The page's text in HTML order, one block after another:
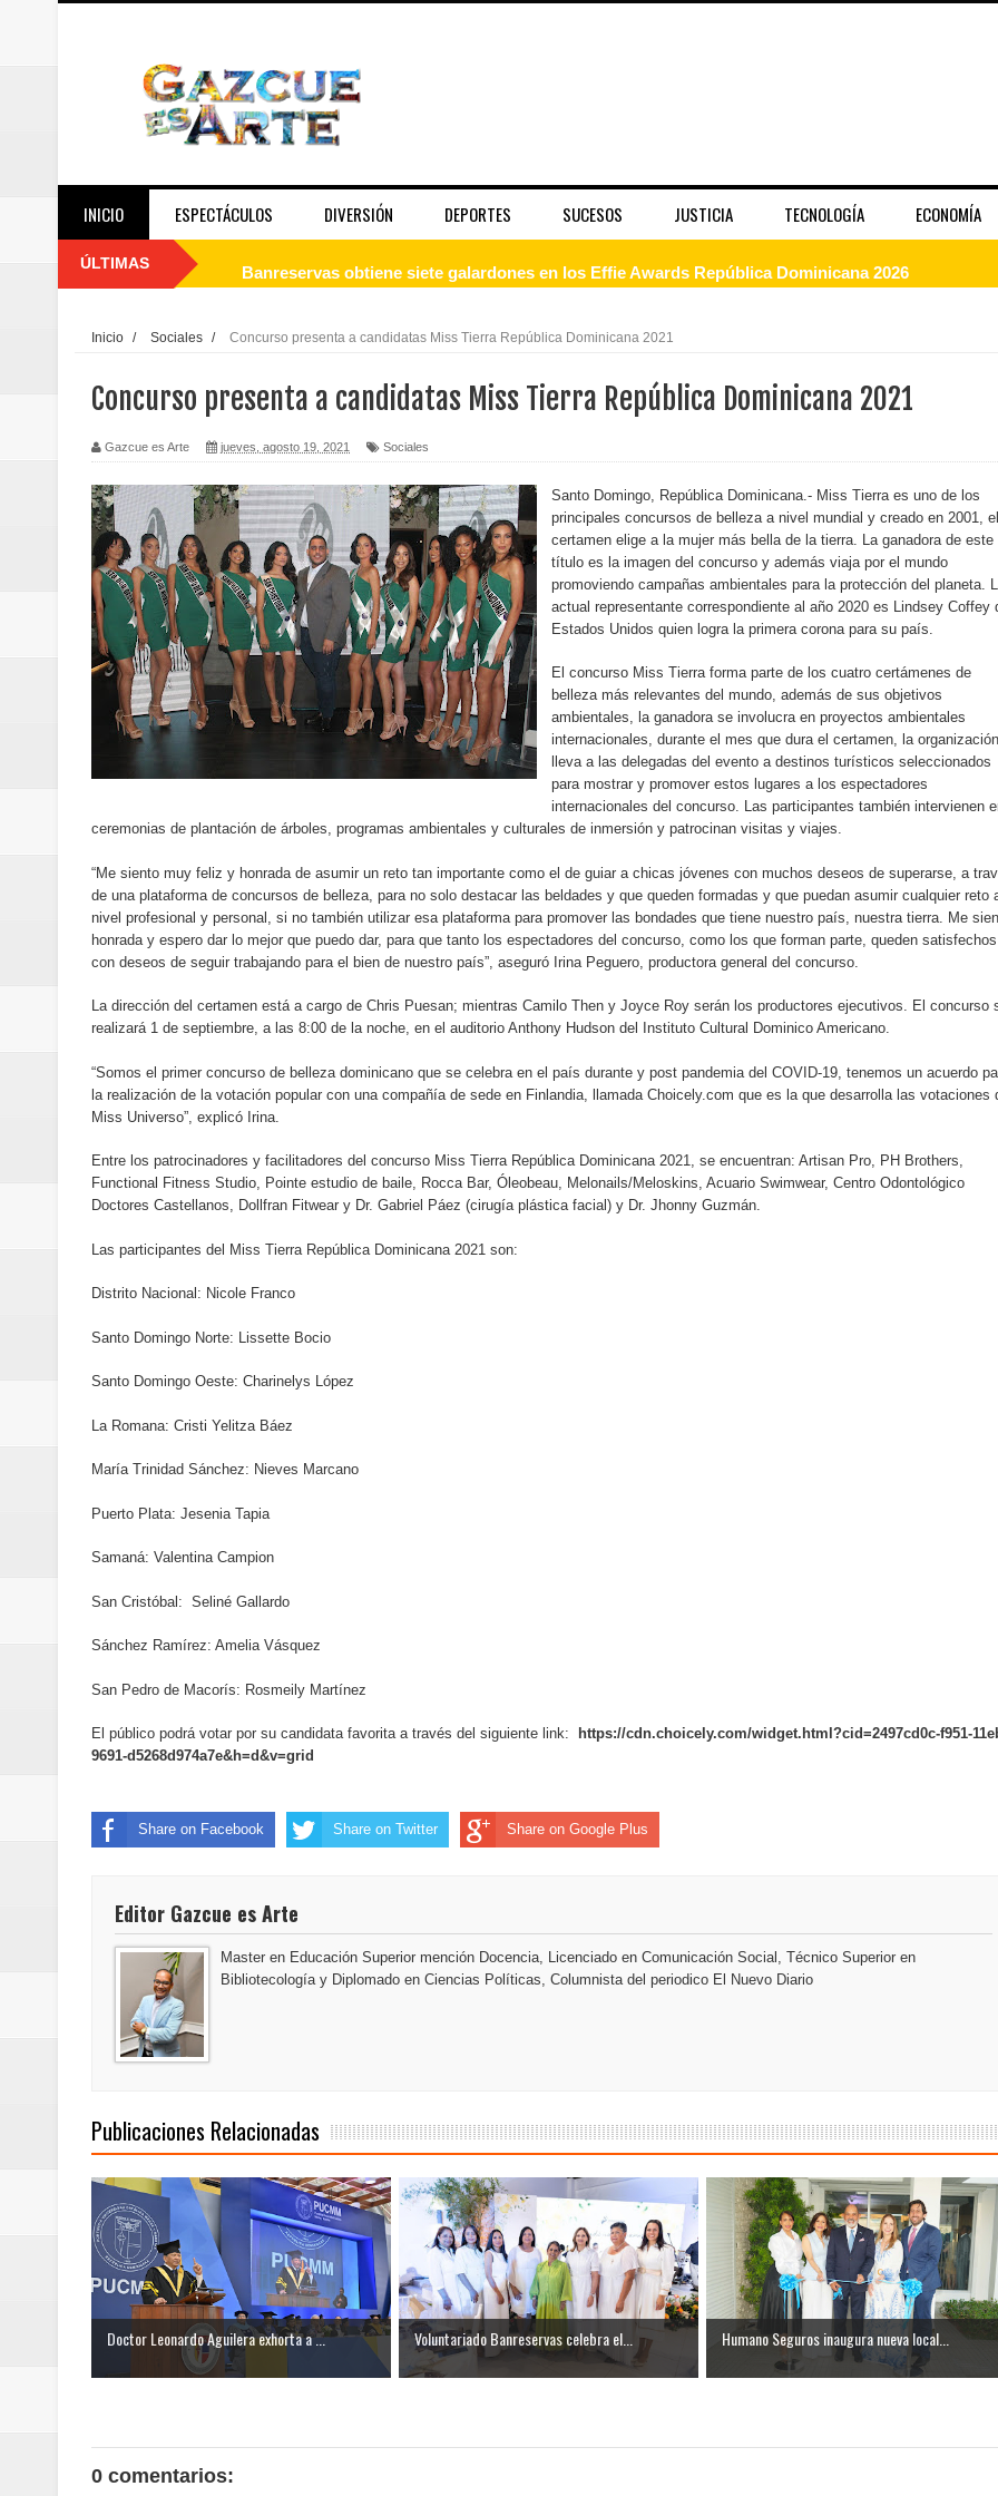
INICIO ESPECTÁCULOS DIVERSIÓN DEPORTES SUCESOS JUSTICIA TECNOLOGÍA ECONOMÍA
ÚLTIMAS Banreservas obtiene siete galardones en los Effie Awards República Dominicana 2026
Banreservas recibe nuevamente la máxima calificación crediticia AAA.do de Moody's Local RD
Estable
Juan Luis Guerra se acompaña del coro “Más que Vencedores” y nos regala el “Canto a la
de los Centroamericanos y del Caribe
Oscar Abreu cuestiona la interrupción del Premio Nacional de Artes Visuales
Embajada dominicana en Francia y Banreservas lanzan convocatoria para residencias artísticas
Pavel Núñez y su Bipolarband deslumbran con una noche de fusiones e invitados de lujo en el
Banreservas y Banco Popular abordan retos y oportunidades del sistema financiero nacional
“Los Rechazados 2” llega a los cines impulsada por la franquicia dominicana más taquillera del
Designan a Angelina Biviana Riveiro como vicepresidenta ejecutiva de Fiduciaria Reservas
Humano Seguros inaugura nueva localidad de Oficina Regional Este en La Romana
Banreservas destina RD$5,000 millones para emprendedoras en la segunda edición del Summit
Sexappeal celebra 25 años de trayectoria artística con nuevo álbum, renovación de su equipo y
conmemorativos
Maridalia Hernández y El Canario se unen al regreso de Pavel Núñez y su “Bipolarband” a Hard
Domingo
Doctor Leonardo Aguilera afirma que Banreservas seguirá impulsando la seguridad alimentaria
del mapa del hambre
Antisoborno certificado
Humano Seguros transforma la emisión de pólizas con Inteligencia Artificial y reduce el proceso
minutos
Centro Cultural Banreservas Santiago inaugura Primer Congreso de Artesanos de Santiago
Inicio / Sociales / Concurso presenta a candidatas Miss Tierra República Dominicana 2021
Concurso presenta a candidatas Miss Tierra República Dominicana 2021
Gazcue es Arte jueves, agosto 19, 2021 Sociales
Santo Domingo, República Dominicana.- Miss Tierra es uno de los
principales concursos de belleza a nivel mundial y creado en 2001, el
certamen elige a la mujer más bella de la tierra. La ganadora de este
título es la imagen del concurso y además viaja por el mundo
promoviendo campañas ambientales para la protección del planeta.
actual representante correspondiente al año 2020 es Lindsey Coffey
Estados Unidos quien logra la primera corona para su país.
El concurso Miss Tierra forma parte de los cuatro certámenes de
belleza más relevantes del mundo, además de sus objetivos
ambientales, la ganadora se involucra en proyectos ambientales
internacionales, durante el mes que dura el certamen, la organización
lleva a las delegadas del evento a destinos turísticos seleccionados
para mostrar y promover estos lugares a los espectadores
internacionales del concurso. Las participantes también intervienen
ceremonias de plantación de árboles, programas ambientales y culturales de inmersión y patrocinan visitas y viajes.
“Me siento muy feliz y honrada de asumir un reto tan importante como el de guiar a chicas jóvenes con muchos deseos de superarse, a
de una plataforma de concursos de belleza, para no solo destacar las beldades y que queden formadas y que puedan asumir cualquier reto
nivel profesional y personal, si no también utilizar esa plataforma para promover las bondades que tiene nuestro país, nuestra tierra. Me
honrada y espero dar lo mejor que puedo dar, para que tanto los espectadores del concurso, como los que forman parte, queden
con deseos de seguir trabajando para el bien de nuestro país”, aseguró Irina Peguero, productora general del concurso.
La dirección del certamen está a cargo de Chris Puesan; mientras Camilo Then y Joyce Roy serán los productores ejecutivos. El concurso
realizará 1 de septiembre, a las 8:00 de la noche, en el auditorio Anthony Hudson del Instituto Cultural Dominico Americano.
“Somos el primer concurso de belleza dominicano que se celebra en el país durante y post pandemia del COVID-19, tenemos un acuerdo
la realización de la votación popular con una compañía de sede en Finlandia, llamada Choicely.com que es la que desarrolla las votaciones
Miss Universo”, explicó Irina.
Entre los patrocinadores y facilitadores del concurso Miss Tierra República Dominicana 2021, se encuentran: Artisan Pro, PH Brothers,
Functional Fitness Studio, Pointe estudio de baile, Rocca Bar, Óleobeau, Melonails/Meloskins, Acuario Swimwear, Centro Odontológico
Doctores Castellanos, Dollfran Fitwear y Dr. Gabriel Páez (cirugía plástica facial) y Dr. Jhonny Guzmán.
Las participantes del Miss Tierra República Dominicana 2021 son:
Distrito Nacional: Nicole Franco
Santo Domingo Norte: Lissette Bocio
Santo Domingo Oeste: Charinelys López
La Romana: Cristi Yelitza Báez
María Trinidad Sánchez: Nieves Marcano
Puerto Plata: Jesenia Tapia
Samaná: Valentina Campion
San Cristóbal: Seliné Gallardo
Sánchez Ramírez: Amelia Vásquez
San Pedro de Macorís: Rosmeily Martínez
El público podrá votar por su candidata favorita a través del siguiente link:
https://cdn.choicely.com/widget.html?cid=2497cd0c-f951-
9691-d5268d974a7e&h=d&v=grid
Share on Facebook Share on Twitter Share on Google Plus
Editor Gazcue es Arte
Master en Educación Superior mención Docencia, Licenciado en Comunicación Social, Técnico Superior en
Bibliotecología y Diplomado en Ciencias Políticas, Columnista del periodico El Nuevo Diario
Publicaciones Relacionadas
Doctor Leonardo Aguilera exhorta a ... Voluntariado Banreservas celebra el... Humano Seguros inaugura nueva local...
0 comentarios: